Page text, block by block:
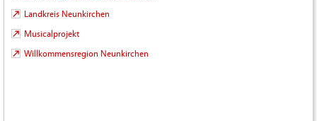
Landkreis Neunkirchen
Musicalprojekt
Willkommensregion Neunkirchen